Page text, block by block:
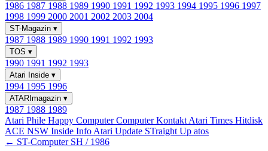
1986 1987 1988 1989 1990 1991 1992 1993 1994 1995 1996 1997
1998 1999 2000 2001 2002 2003 2004
ST-Magazin ▾
1987 1988 1989 1990 1991 1992 1993
TOS ▾
1990 1991 1992 1993
Atari Inside ▾
1994 1995 1996
ATARImagazin ▾
1987 1988 1989
Atari Phile Happy ComputerComputer Kontakt Atari Times Hitdisk
ACE NSW Inside Info Atari Update STraight Up atos
← ST-Computer SH / 1986